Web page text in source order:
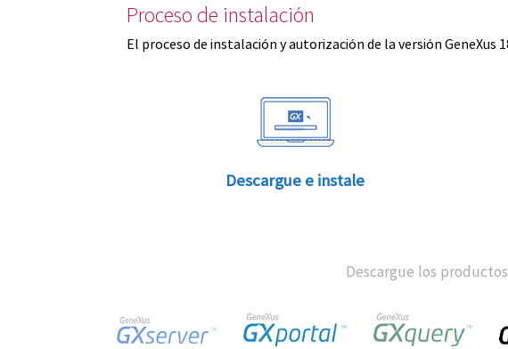
Proceso de instalación
El proceso de instalación y autorización de la versión GeneXus
Descargue e instale
Descargue los